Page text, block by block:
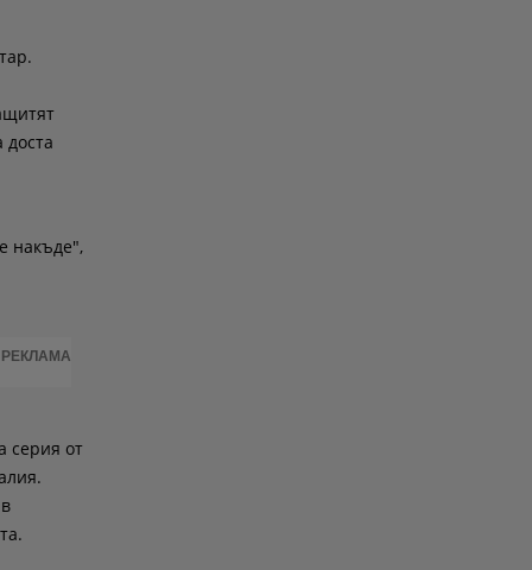
накъде",
РЕКЛАМА
серия от